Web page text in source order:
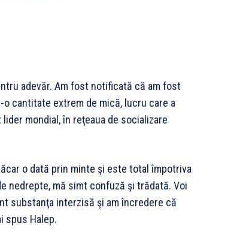
adevăr. Am fost notificată că am fost
cantitate extrem de mică, lucru care a
mondial, în reţeaua de socializare
o dată prin minte şi este total împotriva
nedrepte, mă simt confuză şi trădată. Voi
substanţa interzisă şi am încredere că
spus Halep.